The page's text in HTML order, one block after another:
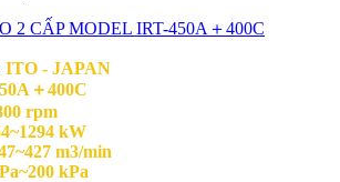
2 CẤP MODEL IRT-450A＋400C
ITO - JAPAN
＋400C
rpm
kW
m3/min
kPa